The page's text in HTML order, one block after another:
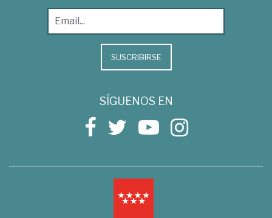
SUSCRIBIRSE
SÍGUENOS EN